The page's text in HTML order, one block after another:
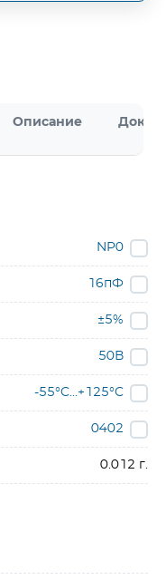
Описание
NP0
16пФ
±5%
50В
-55°C…+125°C
0402
0.012 г.